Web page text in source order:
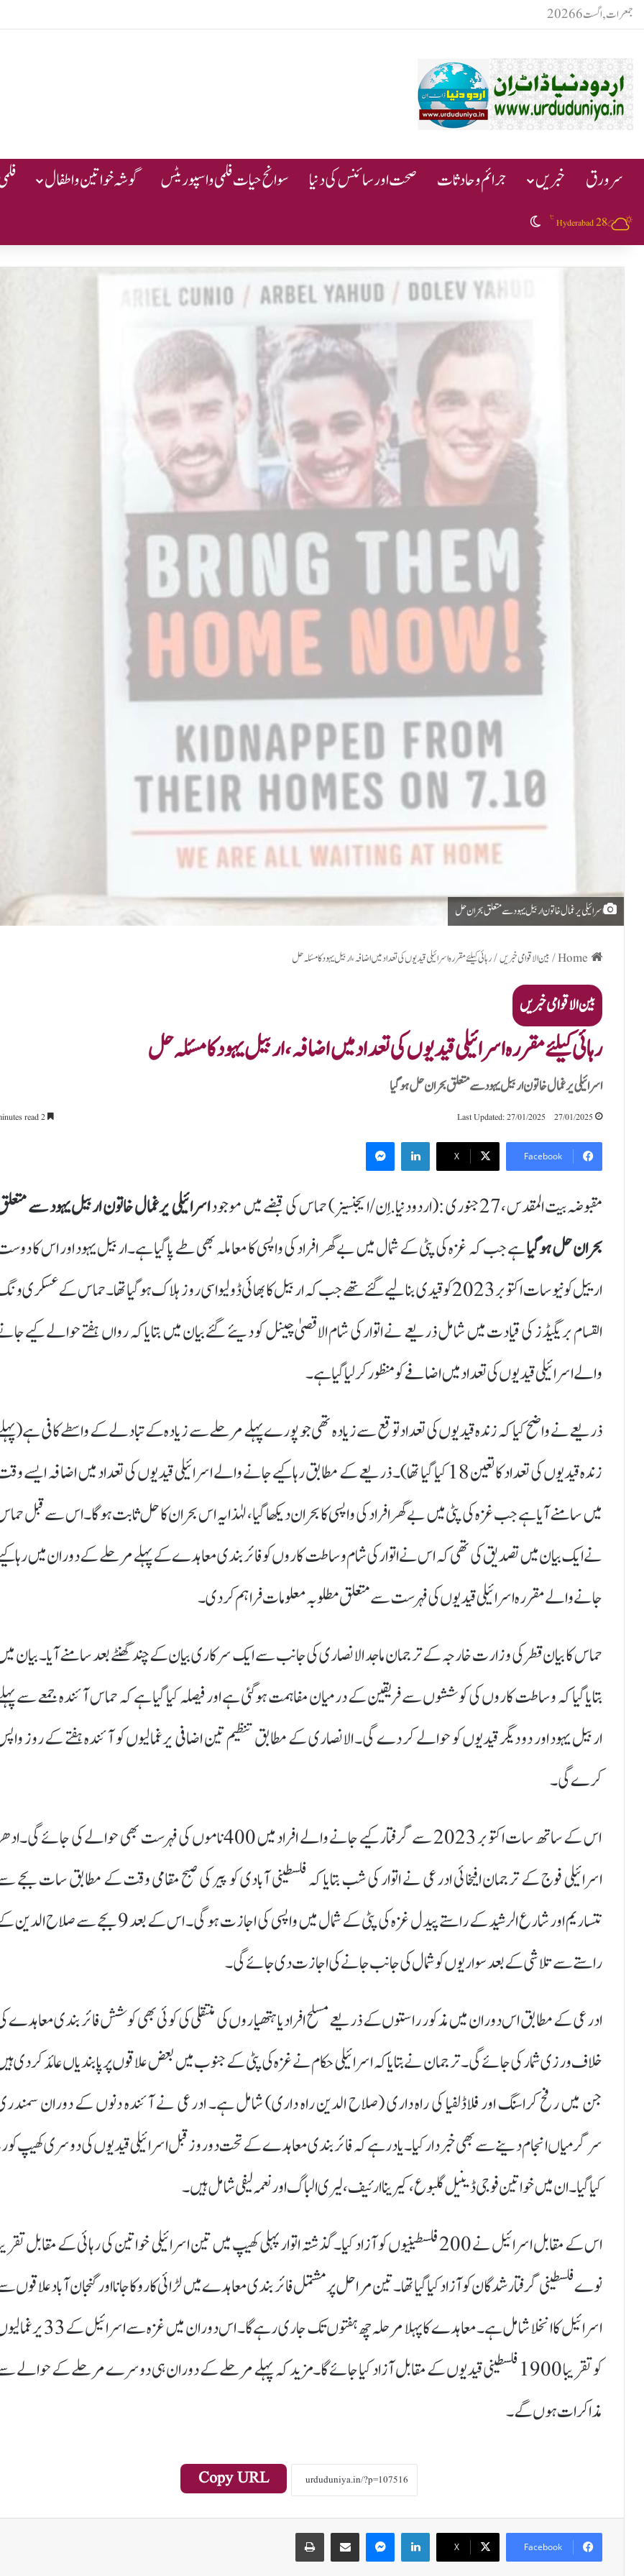
جمعرات, اگست 6 2026
سرورق خبریں جرائم و حادثات صحت اور سائنس کی دنیا سوانح حیات فلمی و اسپوریٹس گوشہ خواتین و اطفال
Hyderabad28
℃
اسرائیلی یرغمال خاتون اربیل یہود سے متعلق بحران حل
/بین الاقوامی خبریں/رہائی کیلئے مقررہ اسرائیلی قیدیوں کی تعداد میں اضافہ، اربیل یہود کا مسئلہ حل
بین الاقوامی خبریں
رہائی کیلئے مقررہ اسرائیلی قیدیوں کی تعداد میں اضافہ، اربیل یہود کا مسئلہ حل
اسرائیلی یرغمال خاتون اربیل یہود سے متعلق بحران حل ہوگیا
27/01/2025
Last Updated: 27/01/2025
Facebook
X
LinkedIn
مقبوضہ بیت المقدس ،27جنوری :(اردودنیا.اِن/ایجنسیز) حماس کی قبضے میں موجود
اسرائیلی یرغمال خاتون اربیل یہود سے
بحران حل ہوگیاہے جب کہ غزہ کی پٹی کے شمال میں بے گھر افراد کی واپسی کا معاملہ بھی طے پا گیا ہے۔اربیل یہود اور اس کا
ارییل کونیو سات اکتوبر 2023 کو قیدی بنا لیے گئے تھے جب کہ اربیل کا بھائی ڈولیو اسی روز ہلاک ہو گیا تھا۔حماس کے عسکری
القسام بریگیڈز کی قیادت میں شامل ذریعے نے اتوار کی شام الاقصیٰ چینل کو دیئے گئے بیان میں بتایا کہ رواں ہفتے حوالے کیے
والے اسرائیلی قیدیوں کی تعداد میں اضافے کو منظور کر لیا گیا ہے۔
ذریعے نے واضح کیا کہ زندہ قیدیوں کی تعداد توقع سے زیادہ تھی جو پورے پہلے مرحلے سے زیادہ کے تبادلے کے واسطے کافی ہے
زندہ قیدیوں کی تعداد کا تعین 18 کیا گیا تھا)۔ ذریعے کے مطابق رہا کیے جانے والے اسرائیلی قیدیوں کی تعداد میں اضافہ ایسے
میں سامنے آیا ہے جب غزہ کی پٹی میں بے گھر افراد کی واپسی کا بحران دیکھا گیا، لہٰذا یہ اس بحران کا حل ثابت ہو گا۔اس سے قبل
نے ایک بیان میں تصدیق کی تھی کہ اس نے اتوار کی شام وساطت کاروں کو فائر بندی معاہدے کے پہلے مرحلے کے دوران میں رہا
جانے والے مقررہ اسرائیلی قیدیوں کی فہرست سے متعلق مطلوبہ معلومات فراہم کر دی۔
حماس کا بیان قطر کی وزارت خارجہ کے ترجمان ماجد الانصاری کی جانب سے ایک سرکاری بیان کے چند گھنٹے بعد سامنے آیا۔ بیان
بتایا گیا کہ وساطت کاروں کی کوششوں سے فریقین کے درمیان مفاہمت ہو گئی ہے اور فیصلہ کیا گیا ہے کہ حماس آئندہ جمعے سے
اربیل یہود اور دو دیگر قیدیوں کو حوالے کر دے گی۔ الانصاری کے مطابق تنظیم تین اضافی یرغمالیوں کو آئندہ ہفتے کے روز
کرے گی۔
اس کے ساتھ سات اکتوبر 2023 سے گرفتار کیے جانے والے افراد میں 400 ناموں کی فہرست بھی حوالے کی جائے
اسرائیلی فوج کے ترجمان افیخائی ادرعی نے اتوار کی شب بتایا کہ فلسطینی آبادی کو پیر کی صبح مقامی وقت کے مطابق سات بجے
نتساریم اور شارع الرشید کے راستے پیدل غزہ کی پٹی کے شمال میں واپسی کی اجازت ہو گی۔ اس کے بعد 9 بجے سے
راستے سے تلاشی کے بعد سواریوں کو شمال کی جانب جانے کی اجازت دی جائے گی۔
ادرعی کے مطابق اس دوران میں مذکور راستوں کے ذریعے مسلح افراد یا ہتھیاروں کی منتقلی کی کوئی بھی کوشش فائر بندی معاہدے
خلاف ورزی شمار کی جائے گی۔ ترجمان نے بتایا کہ اسرائیلی حکام نے غزہ کی پٹی کے جنوب میں بعض علاقوں پر پابندیاں عائد کر دی
جن میں رفح کراسنگ اور فلاڈلفیا کی راہ داری (صلاح الدین راہ داری) شامل ہے۔ ادرعی نے آئندہ دنوں کے دوران
سرگرمیاں انجام دینے سے بھی خبردار کیا۔یاد رہے کہ فائر بندی معاہدے کے تحت دو روز قبل اسرائیلی قیدیوں کی دوسری کھیپ کو
کیا گیا۔ ان میں خواتین فوجی ڈینیل گلبوع، کیرینا ارئیف، لیری الباگ اور نعمہ لیفی شامل ہیں۔
اس کے مقابل اسرائیل نے 200 فلسطینیوں کو آزاد کیا۔گذشتہ اتوار پہلی کھیپ میں تین اسرائیلی خواتین کی رہائی کے مقابل
نوے فلسطینی گرفتار شدگان کو آزاد کیا گیا تھا۔تین مراحل پر مشتمل فائر بندی معاہدے میں لڑائی کا روکا جانا اور گنجان آباد علاقوں
اسرائیل کا انخلا شامل ہے۔معاہدے کا پہلا مرحلہ چھ ہفتوں تک جاری رہے گا۔ اس دوران میں غزہ سے
کو تقریبا 1900 فلسطینی قیدیوں کے مقابل آزاد کیا جائے گا۔مزید کہ پہلے مرحلے کے دوران ہی دوسرے مرحلے کے حوالے
مذاکرات ہوں گے۔
Copy URL
Facebook
X
LinkedIn